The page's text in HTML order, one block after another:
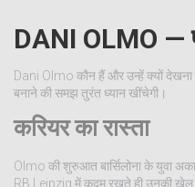
DANI OLMO —
Dani Olmo कौन हैं और उन्हें क्यों
बनाने की समझ तुरंत ध्यान खींचेगी।
करियर का रास्ता
Olmo की शुरुआत बार्सिलोना के युवा
RB Leipzig में कदम रखते ही उनकी खेल